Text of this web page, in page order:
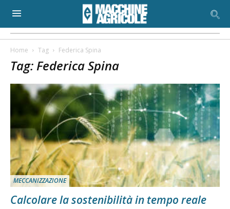
Home Tag Federica Spina
Tag: Federica Spina
MECCANIZZAZIONE
Calcolare la sostenibilità in tempo reale